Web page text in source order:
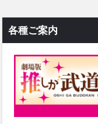
各種ご案内